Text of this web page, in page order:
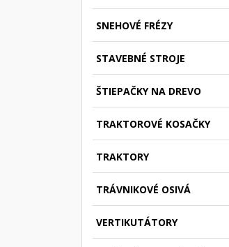
SNEHOVÉ FRÉZY
STAVEBNÉ STROJE
ŠTIEPAČKY NA DREVO
TRAKTOROVÉ KOSAČKY
TRAKTORY
TRÁVNIKOVÉ OSIVÁ
VERTIKUTÁTORY